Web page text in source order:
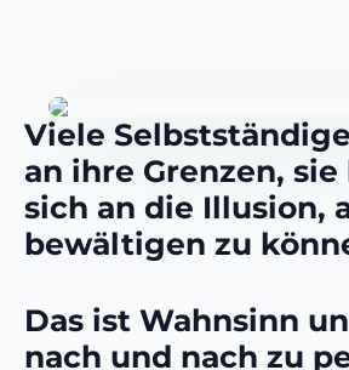
Viele
an ihre Grenzen,
sich an die Illusion,
bewältigen zu
Das ist Wahnsinn
nach und nach zu